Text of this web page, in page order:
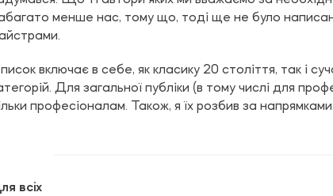
менше нас, тому що, тоді ще не було
включає в себе, як класику 20 століття, так і
Для загальної публіки (в тому числі для
професіоналам. Також, я їх розбив за напрямками.
всіх